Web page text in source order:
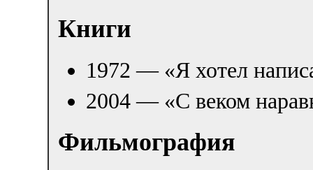
Книги
1972 — «Я хотел
2004 — «С веком
Фильмография